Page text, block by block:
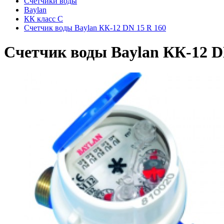
Baylan
КК класс С
Cчетчик воды Baylan КК-12 DN 15 R 160
Cчетчик воды Baylan КК-12